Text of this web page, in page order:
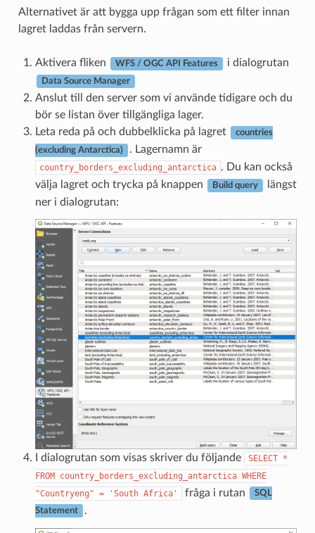
Alternativet är att bygga upp frågan som ett filter innan
lagret laddas från servern.
Aktivera fliken WFS / OGC API Features i dialogrutan
Data Source Manager
Anslut till den server som vi använde tidigare och du
bör se listan över tillgängliga lager.
Leta reda på och dubbelklicka på lagret
countries
(excluding Antarctica) . Lagernamn är
country_borders_excluding_antarctica . Du kan också
välja lagret och trycka på knappen
Build query
längst
ner i dialogrutan:
I dialogrutan som visas skriver du följande SELECT *
FROM country_borders_excluding_antarctica WHERE
"Countryeng" = 'South Africa' fråga i rutan SQL
Statement .